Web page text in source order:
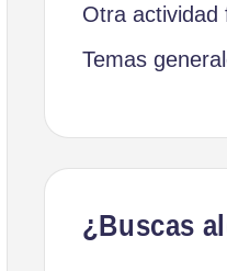
Otra actividad
Temas
¿Buscas